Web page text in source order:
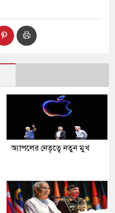
অ্যাপলের নেতৃত্বে নতুন মুখ